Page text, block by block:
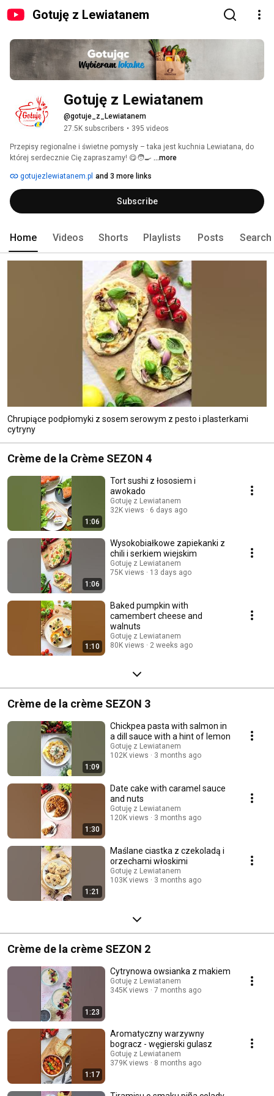
Gotuję z Lewiatanem
Gotuję z Lewiatanem
@gotuje_z_Lewiatanem
27.5K subscribers • 395 videos
Przepisy regionalne i świetne pomysły – taka jest kuchnia Lewiatana, do
której serdecznie Cię zapraszamy! 😋🧑‍🍳 ...more
gotujezlewiatanem.pl and 3 more links
Subscribe
Home Videos Shorts Playlists Posts Search
Chrupiące podpłomyki z sosem serowym z pesto i plasterkami
cytryny
Crème de la Crème SEZON 4
1:06
Tort sushi z łososiem i
awokado
Gotuję z Lewiatanem
32K views
6 days ago
1:06
Wysokobiałkowe zapiekanki z
chili i serkiem wiejskim
Gotuję z Lewiatanem
75K views
13 days ago
1:10
Baked pumpkin with
camembert cheese and
walnuts
Gotuję z Lewiatanem
80K views
2 weeks ago
Crème de la crème SEZON 3
1:09
Chickpea pasta with salmon in
a dill sauce with a hint of lemon
Gotuję z Lewiatanem
102K views
3 months ago
1:30
Date cake with caramel sauce
and nuts
Gotuję z Lewiatanem
120K views
3 months ago
1:21
Maślane ciastka z czekoladą i
orzechami włoskimi
Gotuję z Lewiatanem
103K views
3 months ago
Crème de la crème SEZON 2
1:23
Cytrynowa owsianka z makiem
Gotuję z Lewiatanem
345K views
7 months ago
1:17
Aromatyczny warzywny
bogracz - węgierski gulasz
Gotuję z Lewiatanem
379K views
8 months ago